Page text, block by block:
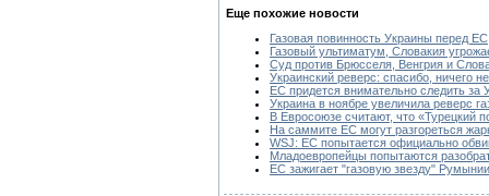
Еще похожие новости
Газовая повинность Украины перед ЕС
Газовый ультиматум, Словакия
Суд против Брюсселя, Венгрия и
Украинский реверс: спасибо, ничего
ЕС придется внимательно следить за
Украина в ноябре увеличила реверс
В Евросоюзе считают, что «Турецкий
На саммите ЕС могут разгореться
WSJ: ЕС попытается официально
Младоевропейцы попытаются
ЕС зажигает "газовую звезду" Румынии